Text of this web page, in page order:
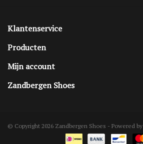
Klantenservice
Producten
Mijn account
Zandbergen Shoes
© Copyright 2026 Zandbergen Shoes - Powered by